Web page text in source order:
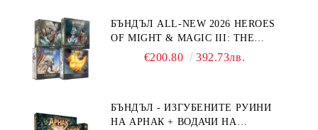
БЪНДЪЛ ALL-NEW 2026 HEROES
OF MIGHT & MAGIC III: THE
BOARD GAME EXPANSIONS -
€200.80 392.73лв.
БЪНДЪЛ - ИЗГУБЕНИТЕ РУИНИ
НА АРНАК + ВОДАЧИ НА